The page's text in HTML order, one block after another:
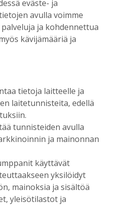
heijastui alkuvuoden
13:18
sanoo
5.8.2026
sikarutto
sitä osannut
luomusikalan yrittäjä
18:00
kovaa vauhtia
kaivuutöitä jarruttaa
eväste- ja
avulla voimme
ja kohdennettua
kävijämääriä ja
tietoja laitteelle ja
laitetunnisteita, edellä
tunnisteiden avulla
ja mainonnan
käyttävät
yksilöidyt
mainoksia ja sisältöä
yleisötilastot ja